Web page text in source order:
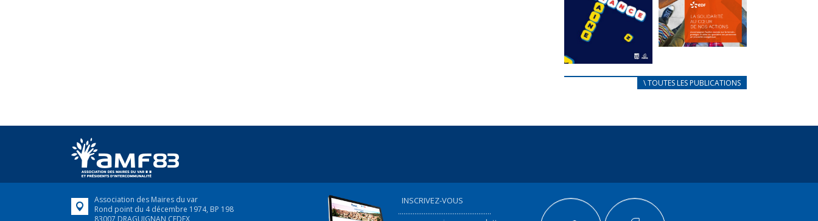
FEUILLETER
au coeur de
nos actions
en France,...
FEUILLETER
\ TOUTES LES PUBLICATIONS
Association des Maires du var
Rond point du 4 décembre 1974, BP 198
83007 DRAGUIGNAN CEDEX
INSCRIVEZ-VOUS
...................................................